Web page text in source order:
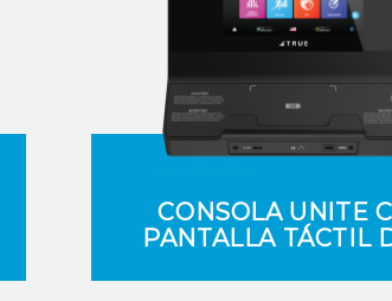
CONSOLA UNITE
PANTALLA TÁCTIL